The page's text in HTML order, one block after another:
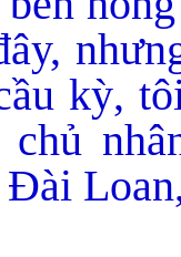
kỳ,
chủ